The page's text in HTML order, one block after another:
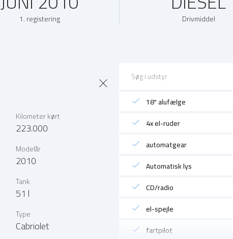
1. registering Drivmiddel
Kilometer kørt
223.000
Modelår
2010
Tank
51 l
Type
Cabriolet
18" alufælge
4x el-ruder
automatgear
Automatisk lys
CD/radio
el-spejle
fartpilot